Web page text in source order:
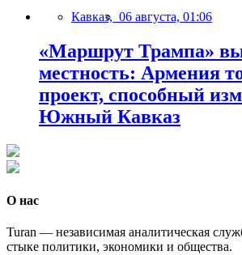
Кавказ, 06 августа, 01:06
«Маршрут Трампа»
местность: Армения
проект, способный
Южный Кавказ
О нас
Turan — независимая аналитическая
стыке политики, экономики и общества.